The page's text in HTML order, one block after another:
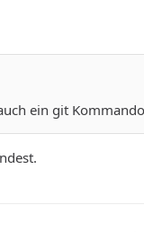
ein git